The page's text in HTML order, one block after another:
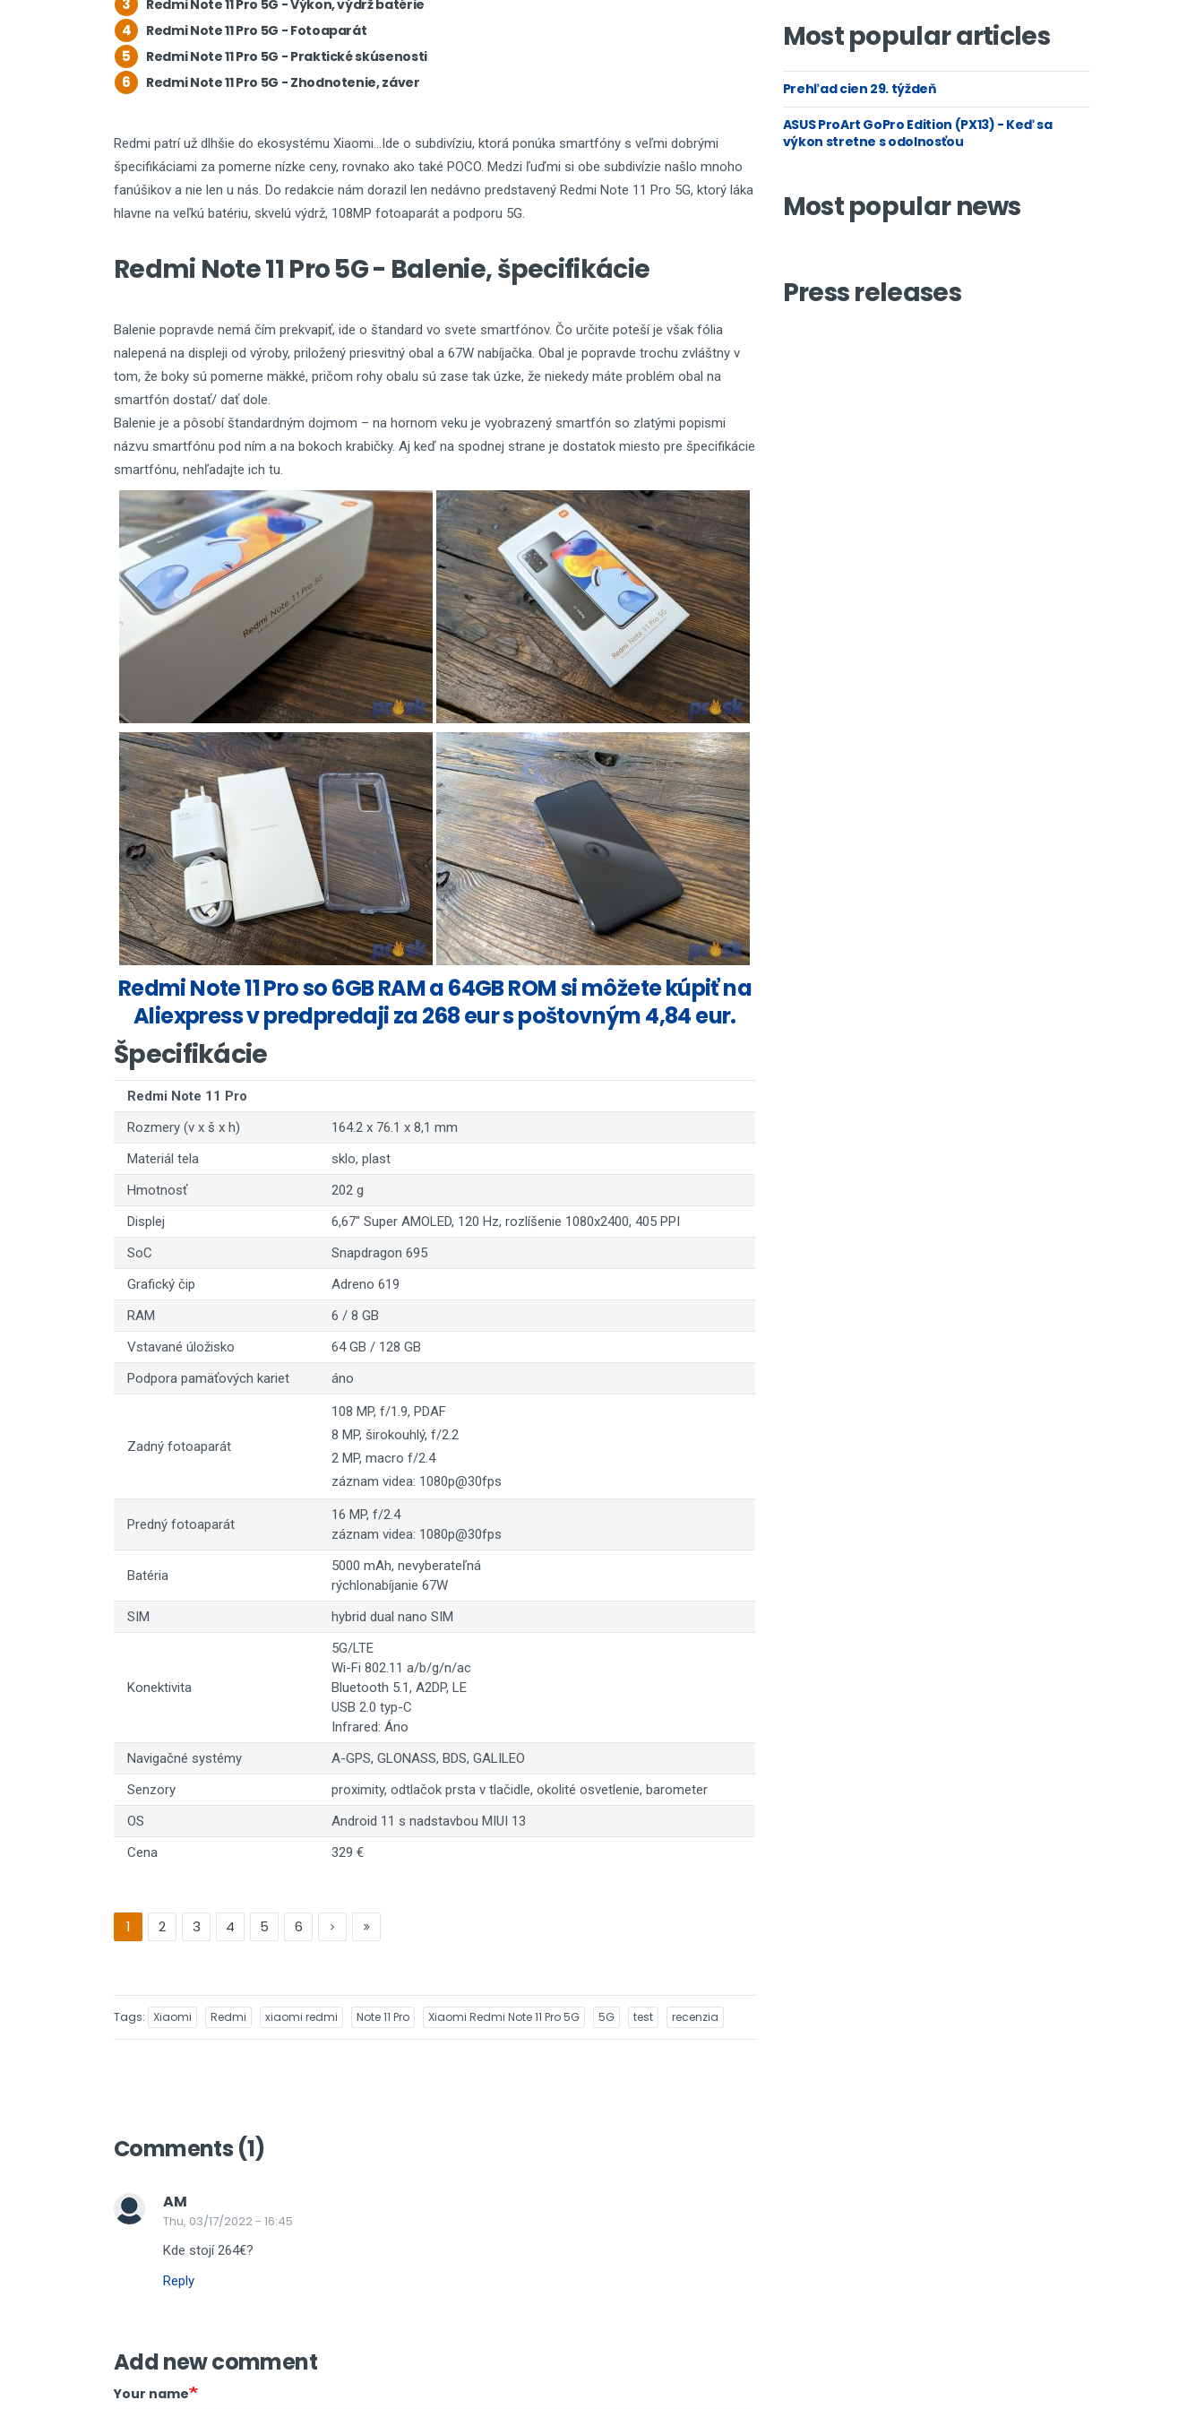
3 Redmi Note 11 Pro 5G - Výkon, výdrž batérie
4 Redmi Note 11 Pro 5G - Fotoaparát
5 Redmi Note 11 Pro 5G - Praktické skúsenosti
6 Redmi Note 11 Pro 5G - Zhodnotenie, záver
Redmi patrí už dlhšie do ekosystému Xiaomi...Ide o subdivíziu, ktorá ponúka smartfóny s veľmi dobrými
špecifikáciami za pomerne nízke ceny, rovnako ako také POCO. Medzi ľuďmi si obe subdivízie našlo mnoho
fanúšikov a nie len u nás. Do redakcie nám dorazil len nedávno predstavený Redmi Note 11 Pro 5G, ktorý láka
hlavne na veľkú batériu, skvelú výdrž, 108MP fotoaparát a podporu 5G.
Redmi Note 11 Pro 5G - Balenie, špecifikácie
Balenie popravde nemá čím prekvapiť, ide o štandard vo svete smartfónov. Čo určite poteší je však fólia
nalepená na displeji od výroby, priložený priesvitný obal a 67W nabíjačka. Obal je popravde trochu zvláštny v
tom, že boky sú pomerne mäkké, pričom rohy obalu sú zase tak úzke, že niekedy máte problém obal na
smartfón dostať/ dať dole.
Balenie je a pôsobí štandardným dojmom – na hornom veku je vyobrazený smartfón so zlatými popismi
názvu smartfónu pod ním a na bokoch krabičky. Aj keď na spodnej strane je dostatok miesto pre špecifikácie
smartfónu, nehľadajte ich tu.
Redmi Note 11 Pro so 6GB RAM a 64GB ROM si môžete kúpiť na
Aliexpress v predpredaji za 268 eur s poštovným 4,84 eur.
Špecifikácie
Redmi Note 11 Pro
Rozmery (v x š x h)
164.2 x 76.1 x 8,1 mm
Materiál tela
sklo, plast
Hmotnosť
202 g
Displej
6,67" Super AMOLED, 120 Hz, rozlíšenie 1080x2400, 405 PPI
SoC
Snapdragon 695
Grafický čip
Adreno 619
RAM
6 / 8 GB
Vstavané úložisko
64 GB / 128 GB
Podpora pamäťových kariet
áno
Zadný fotoaparát
108 MP, f/1.9, PDAF
8 MP, širokouhlý, f/2.2
2 MP, macro f/2.4
záznam videa: 1080p@30fps
Predný fotoaparát
16 MP, f/2.4
záznam videa: 1080p@30fps
Batéria
5000 mAh, nevyberateľná
rýchlonabíjanie 67W
SIM
hybrid dual nano SIM
Konektivita
5G/LTE
Wi-Fi 802.11 a/b/g/n/ac
Bluetooth 5.1, A2DP, LE
USB 2.0 typ-C
Infrared: Áno
Navigačné systémy
A-GPS, GLONASS, BDS, GALILEO
Senzory
proximity, odtlačok prsta v tlačidle, okolité osvetlenie, barometer
OS
Android 11 s nadstavbou MIUI 13
Cena
329 €
1 2 3 4 5 6
Tags Xiaomi Redmi xiaomi redmi Note 11 Pro Xiaomi Redmi Note 11 Pro 5G 5G test recenzia
Comments (1)
AM
Thu, 03/17/2022 - 16:45
Kde stojí 264€?
Reply
Add new comment
Your name
Most popular articles
Prehľad cien 29. týždeň
ASUS ProArt GoPro Edition (PX13) - Keď sa
výkon stretne s odolnosťou
Most popular news
Press releases